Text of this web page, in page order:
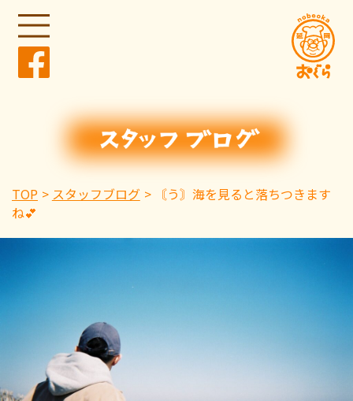
TOP スタッフブログ
〘う〙海を見ると落ちつきます
ね💕︎